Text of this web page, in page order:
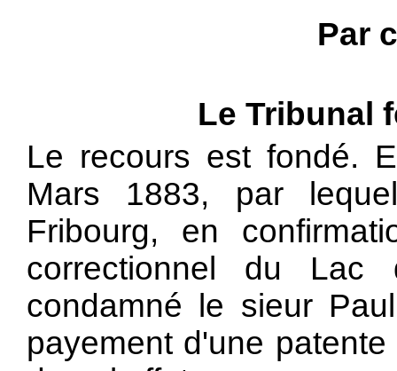
Par
Le Tribunal
Le recours est fondé.
Mars 1883, par
Fribourg, en
correctionnel du
condamné le sieur
payement d'une